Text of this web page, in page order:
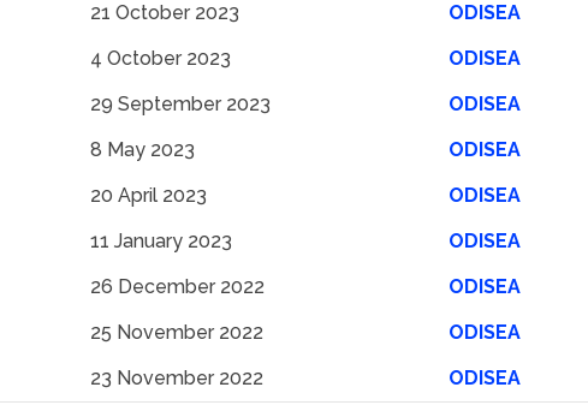
21 October 2023
ODISEA
4 October 2023
ODISEA
29 September 2023
ODISEA
8 May 2023
ODISEA
20 April 2023
ODISEA
11 January 2023
ODISEA
26 December 2022
ODISEA
25 November 2022
ODISEA
23 November 2022 ODISEA